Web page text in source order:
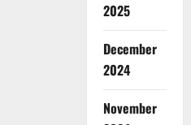
2025
December
2024
November